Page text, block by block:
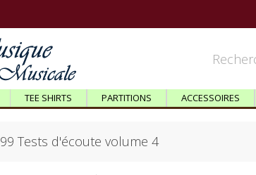
TEE SHIRTS PARTITIONS ACCESSOIRES
99 Tests d'écoute volume 4